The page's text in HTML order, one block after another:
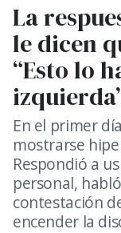
La
le dicen
“Esto lo
En el primer
mostrarse
Respondió a
personal,
contestación
encender la